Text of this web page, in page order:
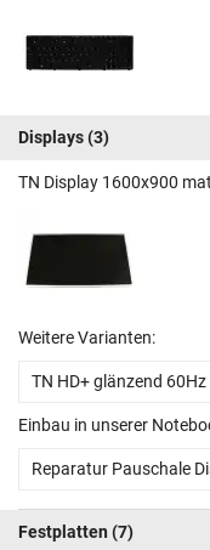
Displays(3)
TN Display 1600x900
Weitere Varianten:
TN HD+ glänzend 60Hz
Einbau in unserer
Reparatur Pauschale
Festplatten (7)